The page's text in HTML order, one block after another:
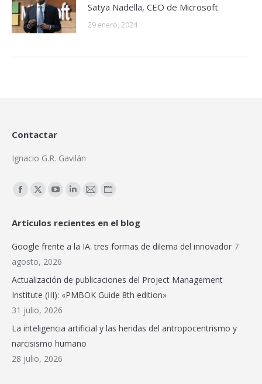
Satya Nadella, CEO de Microsoft
29 enero, 2024
Contactar
Ignacio G.R. Gavilán
Encuéntranos en:
Facebook
opens
new
X
opens
in
new
YouTube
opens
in
new
Linkedin
opens
in
Mail
opens
in
Sitio
page
opens
Artículos recientes en el blog
Google frente a la IA: tres formas de dilema del innovador 7
agosto, 2026
Actualización de publicaciones del Project Management
Institute (III): «PMBOK Guide 8th edition»
31 julio, 2026
La inteligencia artificial y las heridas del antropocentrismo y
narcisismo humano
28 julio, 2026